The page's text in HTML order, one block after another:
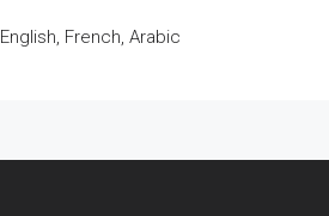
English, French, Arabic